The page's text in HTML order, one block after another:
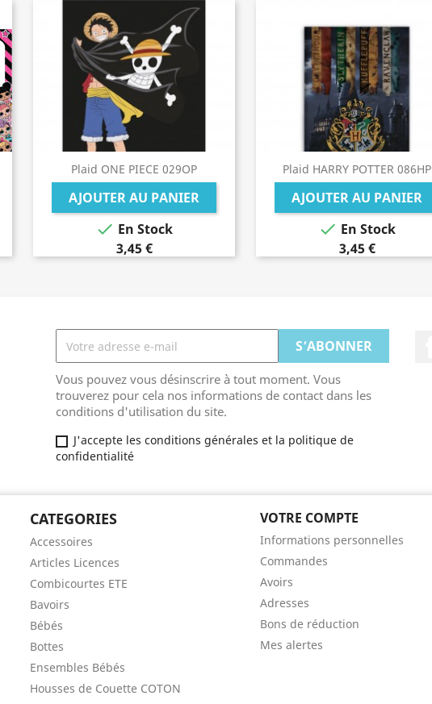
Plaid ONE PIECE 029OP
AJOUTER AU PANIER
 En Stock
3,45 €
Plaid HARRY POTTER 086HP
AJOUTER AU PANIER
 En Stock
3,45 €
Vous pouvez vous désinscrire à tout moment. Vous
trouverez pour cela nos informations de contact dans les
conditions d'utilisation du site.
J'accepte les conditions générales et la politique de
confidentialité
CATEGORIES
Accessoires
Articles Licences
Combicourtes ETE
Bavoirs
Bébés
Bottes
Ensembles Bébés
Housses de Couette COTON
VOTRE COMPTE
Informations personnelles
Commandes
Avoirs
Adresses
Bons de réduction
Mes alertes